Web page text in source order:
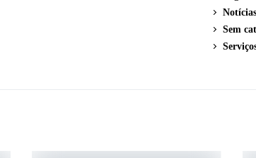
Notícias
Sem